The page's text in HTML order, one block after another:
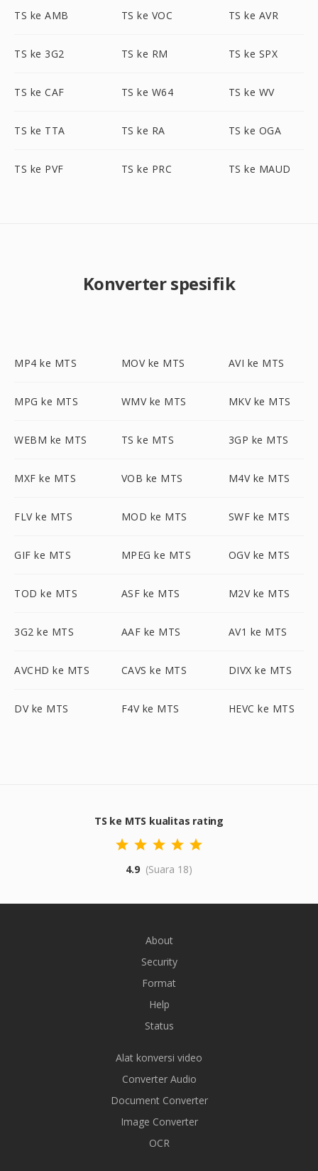
TS ke AMB TS ke VOC TS ke AVR
TS ke 3G2 TS ke RM TS ke SPX
TS ke CAF TS ke W64 TS ke WV
TS ke TTA TS ke RA TS ke OGA
TS ke PVF TS ke PRC TS ke MAUD
Konverter spesifik
MP4 ke MTS MOV ke MTS AVI ke MTS
MPG ke MTS WMV ke MTS MKV ke MTS
WEBM ke MTS TS ke MTS 3GP ke MTS
MXF ke MTS VOB ke MTS M4V ke MTS
FLV ke MTS MOD ke MTS SWF ke MTS
GIF ke MTS MPEG ke MTS OGV ke MTS
TOD ke MTS ASF ke MTS M2V ke MTS
3G2 ke MTS AAF ke MTS AV1 ke MTS
AVCHD ke MTS CAVS ke MTS DIVX ke MTS
DV ke MTS F4V ke MTS HEVC ke MTS
TS ke MTS kualitas rating
4.9 (Suara 18)
About
Security
Format
Help
Status
Alat konversi video
Converter Audio
Document Converter
Image Converter
OCR